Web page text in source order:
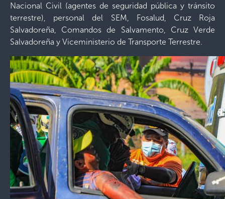
Nacional Civil (agentes de seguridad pública y tránsito
terrestre), personal del SEM, Fosalud, Cruz Roja
Salvadoreña, Comandos de Salvamento, Cruz Verde
Salvadoreña y Viceministerio de Transporte Terrestre.